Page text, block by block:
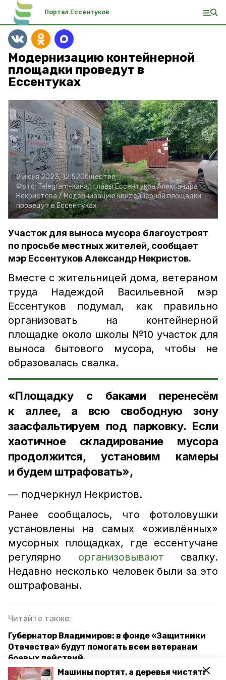
Машины портят, а деревья чистят:
Портал Ессентуков
Модернизацию контейнерной
площадки проведут в
Ессентуках
2 июня 2023, 12:52Общество
Фото: Telegram-канал главы Ессентуков Александра
Некристова /Модернизацию контейнерной площадки
проведут в Ессентуках
Участок для выноса мусора благоустроят
по просьбе местных жителей, сообщает
мэр Ессентуков Александр Некристов.
Вместе с жительницей дома, ветераном
труда Надеждой Васильевной мэр
Ессентуков подумал, как правильно
организовать на контейнерной
площадке около школы №10 участок для
выноса бытового мусора, чтобы не
образовалась свалка.
«Площадку с баками перенесём
к аллее, а всю свободную зону
заасфальтируем под парковку. Если
хаотичное складирование мусора
продолжится, установим камеры
и будем штрафовать»,
— подчеркнул Некристов.
Ранее сообщалось, что фотоловушки
установлены на самых «оживлённых»
мусорных площадках, где ессентучане
регулярно организовывают свалку.
Недавно несколько человек были за это
оштрафованы.
Читайте также:
Губернатор Владимиров: в фонде «Защитники
Отечества» будут помогать всем ветеранам
боевых действий
Зелёную зону на парковке в Ессентуках